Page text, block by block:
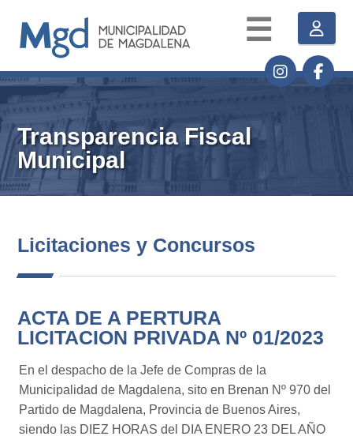
☰
Transparencia Fiscal
Municipal
Licitaciones y Concursos
ACTA DE A PERTURA
LICITACION PRIVADA Nº 01/2023
En el despacho de la Jefe de Compras de la
Municipalidad de Magdalena, sito en Brenan Nº 970 del
Partido de Magdalena, Provincia de Buenos Aires,
siendo las DIEZ HORAS del DIA ENERO 23 DEL AÑO